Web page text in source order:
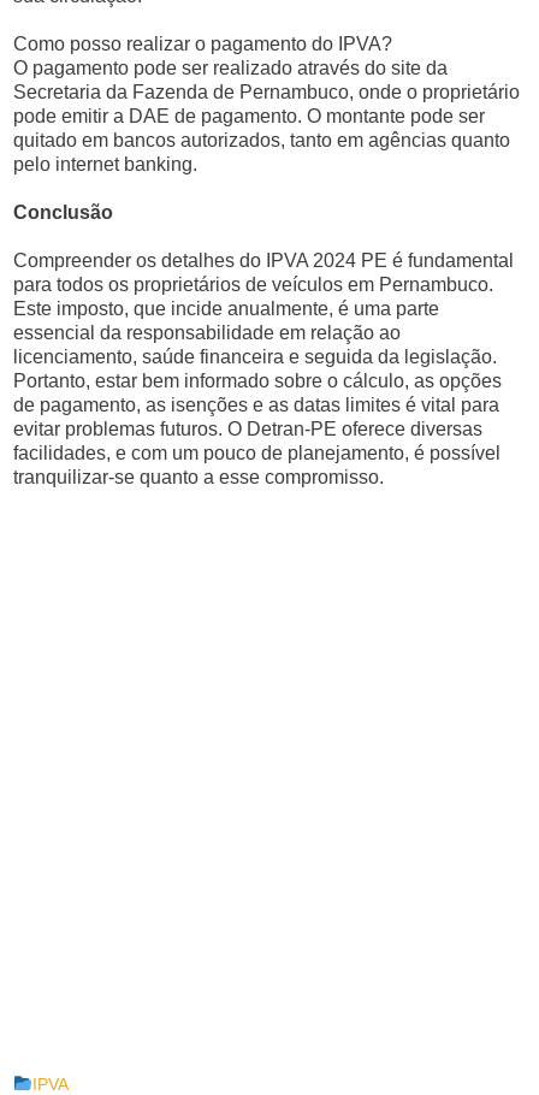
Como posso realizar o pagamento do IPVA?
O pagamento pode ser realizado através do site da
Secretaria da Fazenda de Pernambuco, onde o proprietário
pode emitir a DAE de pagamento. O montante pode ser
quitado em bancos autorizados, tanto em agências quanto
pelo internet banking.
Conclusão
Compreender os detalhes do IPVA 2024 PE é fundamental
para todos os proprietários de veículos em Pernambuco.
Este imposto, que incide anualmente, é uma parte
essencial da responsabilidade em relação ao
licenciamento, saúde financeira e seguida da legislação.
Portanto, estar bem informado sobre o cálculo, as opções
de pagamento, as isenções e as datas limites é vital para
evitar problemas futuros. O Detran-PE oferece diversas
facilidades, e com um pouco de planejamento, é possível
tranquilizar-se quanto a esse compromisso.
IPVA